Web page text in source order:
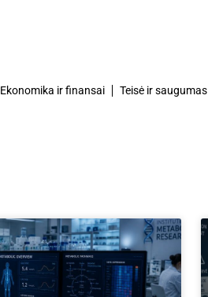
Ekonomika ir finansai Teisė ir saugumas